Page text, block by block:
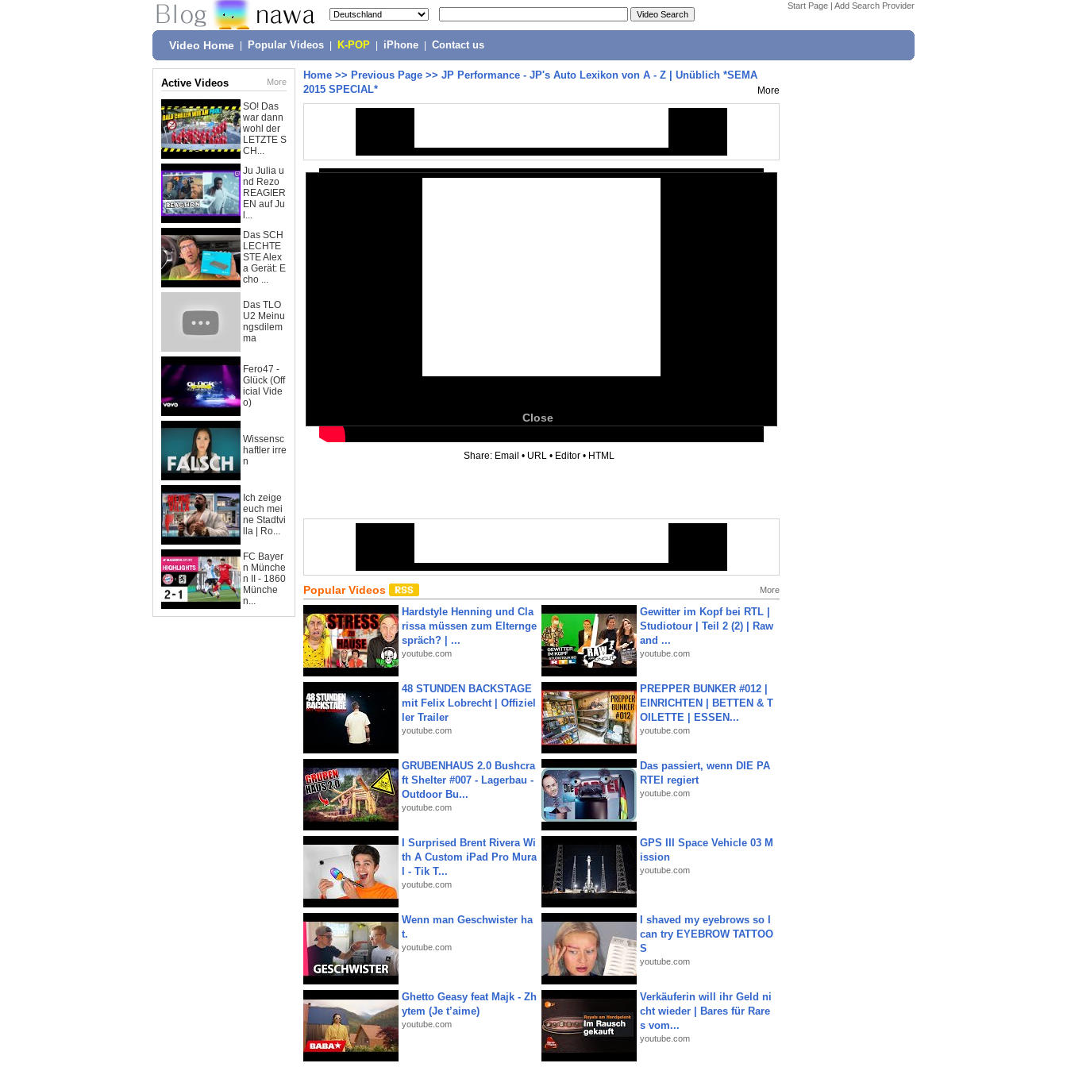
Start Page | Add Search Provider
Video Home Popular Videos K-POP iPhone Contact us
Active Videos More
SO! Das
war dann
wohl der
LETZTE S
CH...
Ju Julia u
nd Rezo
REAGIER
EN auf Ju
l...
Das SCH
LECHTE
STE Alex
a Gerät: E
cho ...
Das TLO
U2 Meinu
ngsdilem
ma
Fero47 -
Glück (Off
icial Vide
o)
Wissensc
haftler irre
n
Ich zeige
euch mei
ne Stadtvi
lla | Ro...
FC Bayer
n Münche
n II - 1860
Münche
n...
Home >> Previous Page >> JP Performance - JP's Auto Lexikon von A - Z | Unüblich *SEMA
2015 SPECIAL*
More
Close
Share: Email • URL • Editor • HTML
Popular Videos More
Hardstyle Henning und Cla
rissa müssen zum Elternge
spräch? | ...
youtube.com
Gewitter im Kopf bei RTL |
Studiotour | Teil 2 (2) | Raw
and ...
youtube.com
48 STUNDEN BACKSTAGE
mit Felix Lobrecht | Offiziel
ler Trailer
youtube.com
PREPPER BUNKER #012 |
EINRICHTEN | BETTEN & T
OILETTE | ESSEN...
youtube.com
GRUBENHAUS 2.0 Bushcra
ft Shelter #007 - Lagerbau -
Outdoor Bu...
youtube.com
Das passiert, wenn DIE PA
RTEI regiert
youtube.com
I Surprised Brent Rivera Wi
th A Custom iPad Pro Mura
l - Tik T...
youtube.com
GPS III Space Vehicle 03 M
ission
youtube.com
Wenn man Geschwister ha
t.
youtube.com
I shaved my eyebrows so I
can try EYEBROW TATTOO
S
youtube.com
Ghetto Geasy feat Majk - Zh
ytem (Je t’aime)
youtube.com
Verkäuferin will ihr Geld ni
cht wieder | Bares für Rare
s vom...
youtube.com